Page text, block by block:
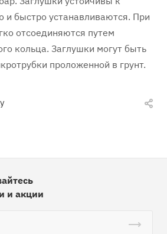
и быстро устанавливаются. При
отсоединяются путем
кольца. Заглушки могут быть
проложенной в грунт.
и акции